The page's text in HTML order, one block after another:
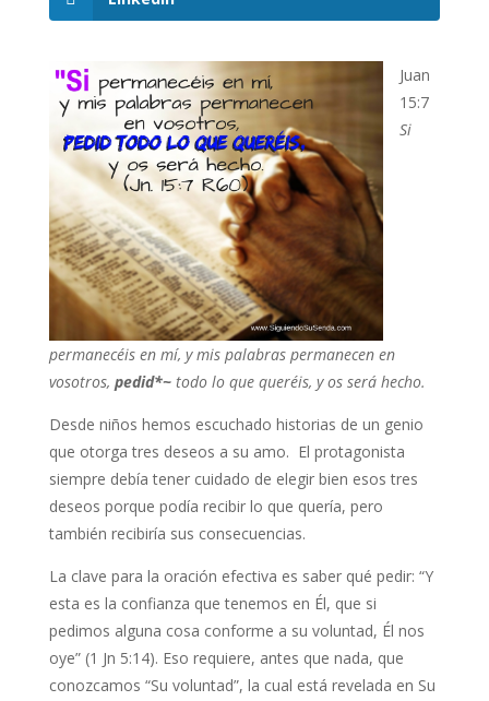
Juan
15:7
Si
permanecéis en mí, y mis palabras permanecen en
vosotros, pedid*~ todo lo que queréis, y os será hecho.
Desde niños hemos escuchado historias de un genio
que otorga tres deseos a su amo. El protagonista
siempre debía tener cuidado de elegir bien esos tres
deseos porque podía recibir lo que quería, pero
también recibiría sus consecuencias.
La clave para la oración efectiva es saber qué pedir: “Y
esta es la confianza que tenemos en Él, que si
pedimos alguna cosa conforme a su voluntad, Él nos
oye” (1 Jn 5:14). Eso requiere, antes que nada, que
conozcamos “Su voluntad”, la cual está revelada en Su